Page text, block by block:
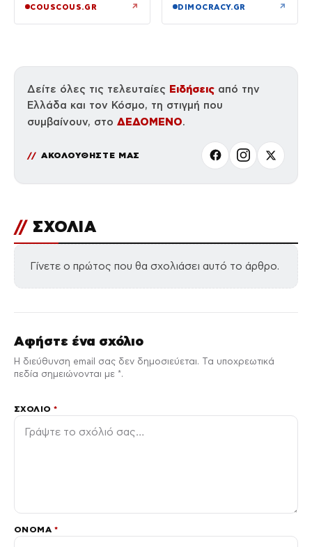
COUSCOUS.GR ↗ DIMOCRACY.GR ↗
Δείτε όλες τις τελευταίες Ειδήσεις από την
Ελλάδα και τον Κόσμο, τη στιγμή που
συμβαίνουν, στο ΔΕΔΟΜΕΝΟ.
ΑΚΟΛΟΥΘΗΣΤΕ ΜΑΣ
// ΣΧΟΛΙΑ
Γίνετε ο πρώτος που θα σχολιάσει αυτό το άρθρο.
Αφήστε ένα σχόλιο
Η διεύθυνση email σας δεν δημοσιεύεται. Τα υποχρεωτικά
πεδία σημειώνονται με *.
ΣΧΌΛΙΟ*
ΌΝΟΜΑ *